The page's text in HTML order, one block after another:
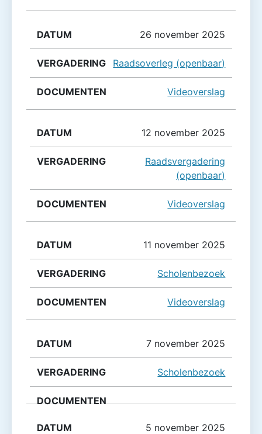
26 november 2025
Raadsoverleg (openbaar)
Videoverslag
12 november 2025
Raadsvergadering
(openbaar)
Videoverslag
11 november 2025
Scholenbezoek
Videoverslag
7 november 2025
Scholenbezoek
5 november 2025